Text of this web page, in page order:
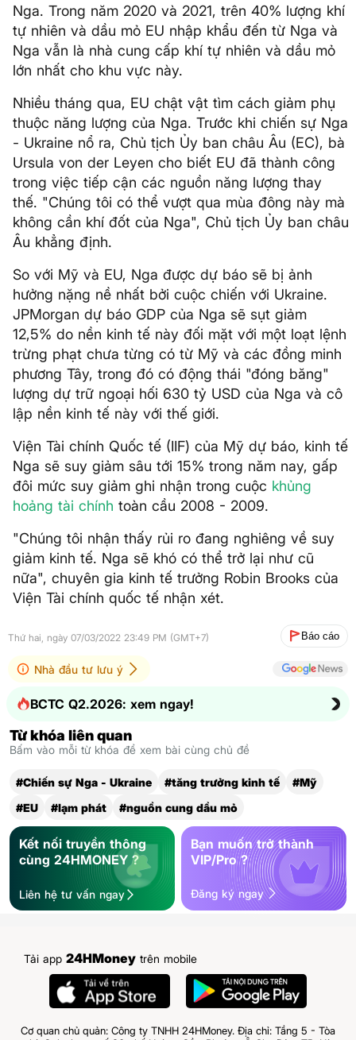
Nga. Trong năm 2020 và 2021, trên 40% lượng khí
tự nhiên và dầu mỏ EU nhập khẩu đến từ Nga và
Nga vẫn là nhà cung cấp khí tự nhiên và dầu mỏ
lớn nhất cho khu vực này.
Nhiều tháng qua, EU chật vật tìm cách giảm phụ
thuộc năng lượng của Nga. Trước khi chiến sự Nga
- Ukraine nổ ra, Chủ tịch Ủy ban châu Âu (EC), bà
Ursula von der Leyen cho biết EU đã thành công
trong việc tiếp cận các nguồn năng lượng thay
thế. "Chúng tôi có thể vượt qua mùa đông này mà
không cần khí đốt của Nga", Chủ tịch Ủy ban châu
Âu khẳng định.
So với Mỹ và EU, Nga được dự báo sẽ bị ảnh
hưởng nặng nề nhất bởi cuộc chiến với Ukraine.
JPMorgan dự báo GDP của Nga sẽ sụt giảm
12,5% do nền kinh tế này đối mặt với một loạt lệnh
trừng phạt chưa từng có từ Mỹ và các đồng minh
phương Tây, trong đó có động thái "đóng băng"
lượng dự trữ ngoại hối 630 tỷ USD của Nga và cô
lập nền kinh tế này với thế giới.
Viện Tài chính Quốc tế (IIF) của Mỹ dự báo, kinh tế
Nga sẽ suy giảm sâu tới 15% trong năm nay, gấp
đôi mức suy giảm ghi nhận trong cuộc khủng
hoảng tài chính toàn cầu 2008 - 2009.
"Chúng tôi nhận thấy rủi ro đang nghiêng về suy
giảm kinh tế. Nga sẽ khó có thể trở lại như cũ
nữa", chuyên gia kinh tế trưởng Robin Brooks của
Viện Tài chính quốc tế nhận xét.
Thứ hai, ngày 07/03/2022 23:49 PM (GMT+7) Báo cáo
Nhà đầu tư lưu ý
BCTC Q2.2026: xem ngay!
Từ khóa liên quan
Bấm vào mỗi từ khóa để xem bài cùng chủ đề
#Chiến sự Nga - Ukraine #tăng trưởng kinh tế
#Mỹ
#EU
#lạm phát #nguồn cung dầu mỏ
Kết nối truyền thông
cùng 24HMONEY ?
Liên hệ tư vấn ngay
Bạn muốn trở thành
VIP/Pro ?
Đăng ký ngay
Tải app 24HMoney trên mobile
Cơ quan chủ quản: Công ty TNHH 24HMoney. Địa chỉ: Tầng 5 - Tòa